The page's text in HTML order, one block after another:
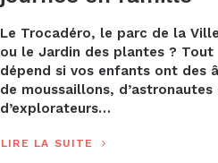
Le Trocadéro, le parc de la
ou le Jardin des plantes ? Tout
dépend si vos enfants ont des
de moussaillons, d’astronautes
d’explorateurs…
LIRE LA SUITE